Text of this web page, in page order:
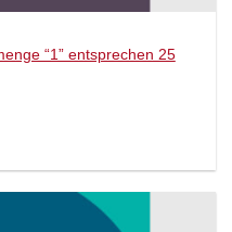
“1” entsprechen 25